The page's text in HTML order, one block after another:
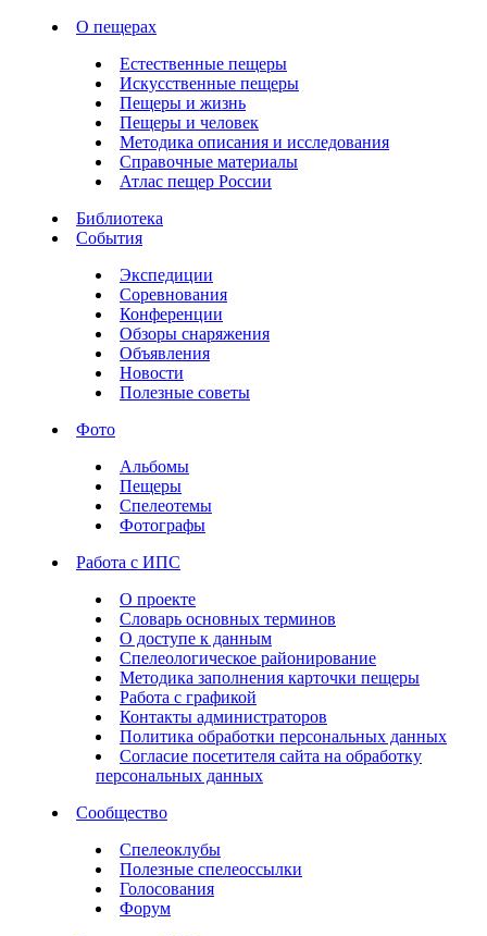
О пещерах
Естественные пещеры
Искусственные пещеры
Пещеры и жизнь
Пещеры и человек
Методика описания и исследования
Справочные материалы
Атлас пещер России
Библиотека
События
Экспедиции
Соревнования
Конференции
Обзоры снаряжения
Объявления
Новости
Полезные советы
Фото
Альбомы
Пещеры
Спелеотемы
Фотографы
Работа с ИПС
О проекте
Словарь основных терминов
О доступе к данным
Спелеологическое районирование
Методика заполнения карточки пещеры
Работа с графикой
Контакты администраторов
Политика обработки персональных данных
Согласие посетителя сайта на обработку
персональных данных
Сообщество
Спелеоклубы
Полезные спелеоссылки
Голосования
Форум